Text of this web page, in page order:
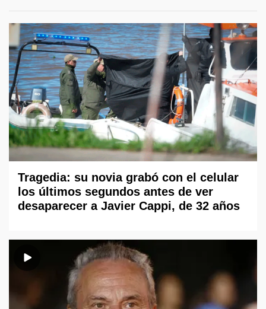
Tragedia: su novia grabó con el celular
los últimos segundos antes de ver
desaparecer a Javier Cappi, de 32 años